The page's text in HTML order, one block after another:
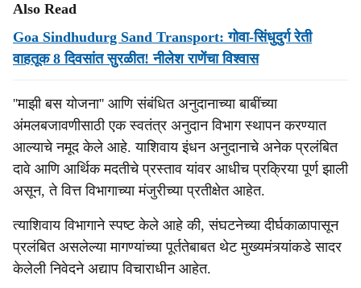
Also Read
Goa Sindhudurg Sand Transport: गोवा-सिंधुदुर्ग रेती
वाहतूक 8 दिवसांत सुरळीत! नीलेश राणेंचा विश्‍‍वास
''माझी बस योजना'' आणि संबंधित अनुदानाच्या बाबींच्या
अंमलबजावणीसाठी एक स्वतंत्र अनुदान विभाग स्थापन करण्यात
आल्याचे नमूद केले आहे. याशिवाय इंधन अनुदानाचे अनेक प्रलंबित
दावे आणि आर्थिक मदतीचे प्रस्ताव यांवर आधीच प्रक्रिया पूर्ण झाली
असून, ते वित्त विभागाच्या मंजुरीच्या प्रतीक्षेत आहेत.
त्याशिवाय विभागाने स्पष्ट केले आहे की, संघटनेच्या दीर्घकाळापासून
प्रलंबित असलेल्या मागण्यांच्या पूर्ततेबाबत थेट मुख्यमंत्र्यांकडे सादर
केलेली निवेदने अद्याप विचाराधीन आहेत.